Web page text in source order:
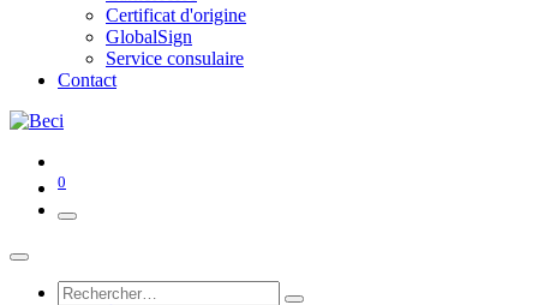
Certificat d'origine
GlobalSign
Service consulaire
Contact
0